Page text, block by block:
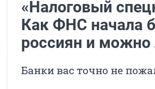
«Налоговый
Как ФНС начала
россиян и можно
Банки вас точно не